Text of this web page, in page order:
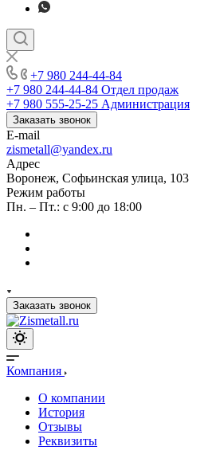
+7 980 244-44-84
+7 980 244-44-84 Отдел продаж
+7 980 555-25-25 Администрация
Заказать звонок
E-mail
zismetall@yandex.ru
Адрес
Воронеж, Софьинская улица, 103
Режим работы
Пн. – Пт.: с 9:00 до 18:00
Заказать звонок
Компания
О компании
История
Отзывы
Реквизиты